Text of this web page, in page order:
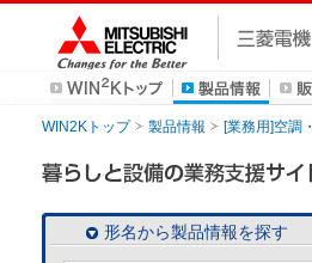
WIN2Kトップ 製品情報 [業務用]空調
形名から製品情報を探す